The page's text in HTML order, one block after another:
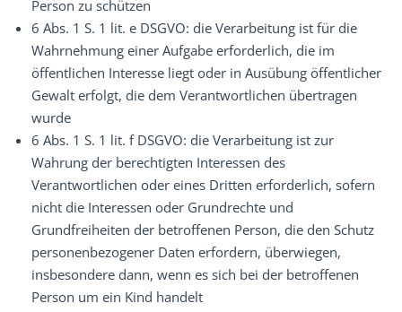
Person zu schützen
6 Abs. 1 S. 1 lit. e DSGVO: die Verarbeitung ist für die
Wahrnehmung einer Aufgabe erforderlich, die im
öffentlichen Interesse liegt oder in Ausübung öffentlicher
Gewalt erfolgt, die dem Verantwortlichen übertragen
wurde
6 Abs. 1 S. 1 lit. f DSGVO: die Verarbeitung ist zur
Wahrung der berechtigten Interessen des
Verantwortlichen oder eines Dritten erforderlich, sofern
nicht die Interessen oder Grundrechte und
Grundfreiheiten der betroffenen Person, die den Schutz
personenbezogener Daten erfordern, überwiegen,
insbesondere dann, wenn es sich bei der betroffenen
Person um ein Kind handelt